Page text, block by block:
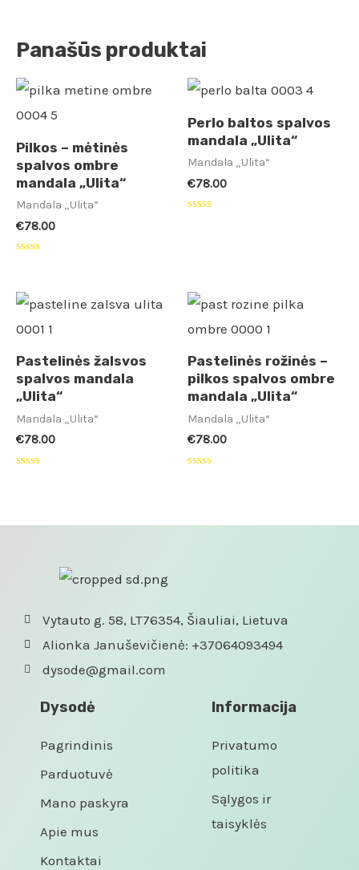
Panašūs produktai
Pilkos – mėtinės
spalvos ombre
mandala „Ulita“
Mandala „Ulita“
€78.00
5
Perlo baltos spalvos
mandala „Ulita“
Mandala „Ulita“
€78.00
Pastelinės žalsvos
spalvos mandala
„Ulita“
Mandala „Ulita“
€78.00
Pastelinės rožinės –
pilkos spalvos ombre
mandala „Ulita“
Mandala „Ulita“
€78.00
Vytauto g. 58, LT76354, Šiauliai, Lietuva
Alionka Januševičienė: +37064093494
dysode@gmail.com
Dysodė
Pagrindinis
Parduotuvė
Mano paskyra
Apie mus
Kontaktai
Informacija
Privatumo
politika
Sąlygos ir
taisyklės